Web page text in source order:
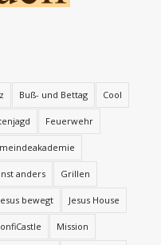
Buß- und Bettag Cool
Feuerwehr
anders Grillen
bewegt Jesus House
Mission